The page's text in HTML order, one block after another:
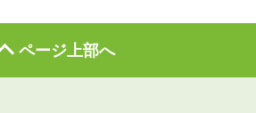
ページ上部へ